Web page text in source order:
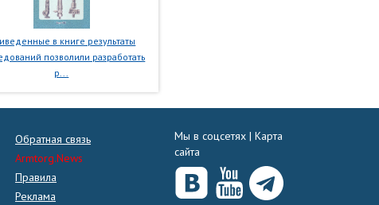
в книге результаты
позволили разработать
р...
Обратная связь
Armtorg.News
Правила
Реклама
Мы в соцсетях | Карта
сайта